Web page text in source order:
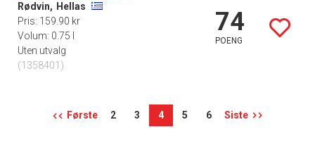
Rødvin, Hellas
Pris: 159.90 kr
Volum: 0.75 l
Uten utvalg
(1358401)
74
POENG
Første 2 3 4 5 6 Siste